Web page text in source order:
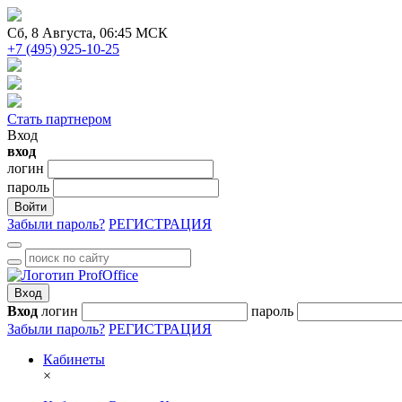
Сб, 8 Августа, 06:45 МСК
+7 (495) 925-10-25
Стать партнером
Вход
вход
логин
пароль
Войти
Забыли пароль? РЕГИСТРАЦИЯ
Вход
Вход логин пароль
Забыли пароль? РЕГИСТРАЦИЯ
Кабинеты
×